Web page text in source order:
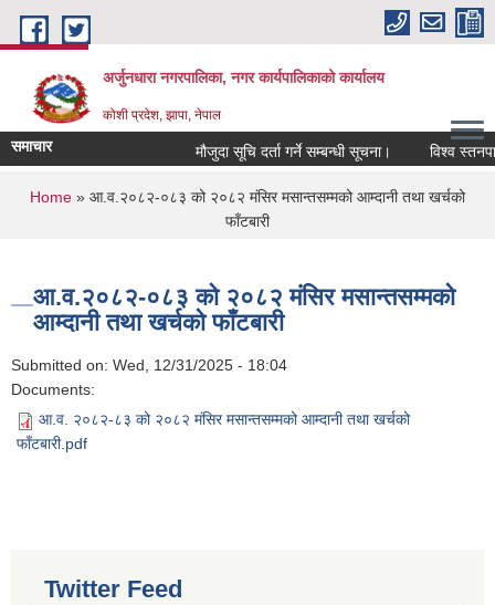
Skip to main content
अर्जुनधारा नगरपालिका, नगर कार्यपालिकाको कार्यालय
कोशी प्रदेश, झापा, नेपाल
समाचार मौजुदा सूचि दर्ता गर्ने सम्बन्धी सूचना। विश्व
You are here
Home » आ.व.२०८२-०८३ को २०८२ मंसिर मसान्तसम्मको आम्दानी तथा खर्चको
फाँटबारी
आ.व.२०८२-०८३ को २०८२ मंसिर मसान्तसम्मको
आम्दानी तथा खर्चको फाँटबारी
Submitted on: Wed, 12/31/2025 - 18:04
Documents:
आ.व. २०८२-८३ को २०८२ मंसिर मसान्तसम्मको आम्दानी तथा खर्चको
फाँटबारी.pdf
Twitter Feed